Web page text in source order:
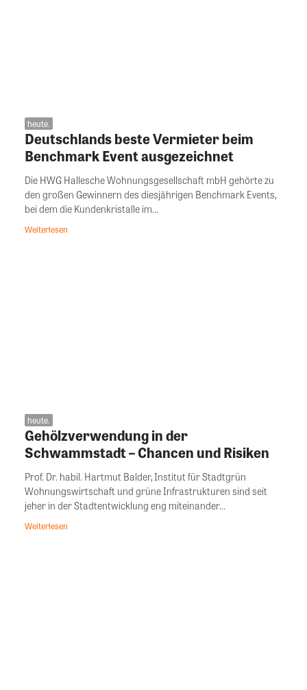
heute.
Deutschlands beste Vermieter beim
Benchmark Event ausgezeichnet
Die HWG Hallesche Wohnungsgesellschaft mbH gehörte zu
den großen Gewinnern des diesjährigen Benchmark Events,
bei dem die Kundenkristalle im...
Weiterlesen
heute.
Gehölzverwendung in der
Schwammstadt – Chancen und Risiken
Prof. Dr. habil. Hartmut Balder, Institut für Stadtgrün
Wohnungswirtschaft und grüne Infrastrukturen sind seit
jeher in der Stadtentwicklung eng miteinander...
Weiterlesen